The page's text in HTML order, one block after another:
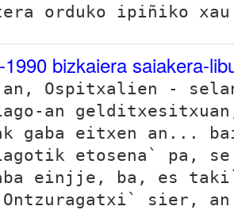
orduko ipiñiko
1990 bizkaiera saiakera-
an, Ospitxalien -
-an
gaba eitxen an...
tik etosena` pa, se
einjje, ba, es
sier,